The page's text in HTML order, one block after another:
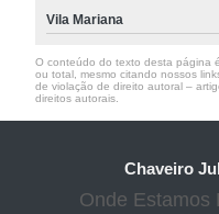
Vila Mariana
O conteúdo do texto desta página
ou total, mesmo citando nossos
de violação de direito autoral –
direitos autorais
Chaveiro
Onde Estamos